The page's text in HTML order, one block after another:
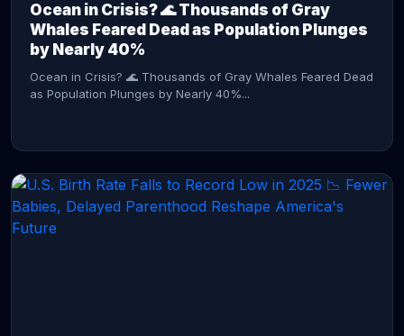
Ocean in Crisis? 🌊 Thousands of Gray
Whales Feared Dead as Population Plunges
by Nearly 40%
Ocean in Crisis? 🌊 Thousands of Gray Whales Feared Dead
as Population Plunges by Nearly 40%...